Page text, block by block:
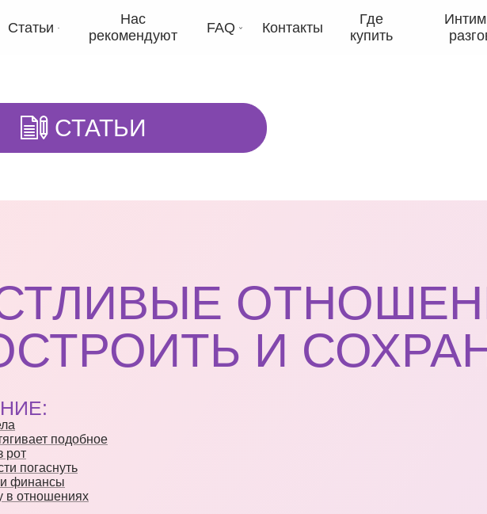
Статьи
Нас
рекомендуют
FAQ Контакты
Где
купить
СТАТЬИ
И
подобное
рот
погаснуть
финансы
в отношениях